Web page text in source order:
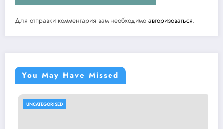
Для отправки комментария вам необходимо авторизоваться.
You May Have Missed